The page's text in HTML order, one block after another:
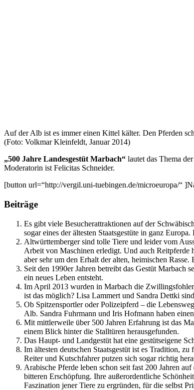
Auf der Alb ist es immer einen Kittel kälter. Den Pferden
(Foto: Volkmar Kleinfeldt, Januar 2014)
„500 Jahre Landesgestüt Marbach“ lautet das Thema
Moderatorin ist Felicitas Schneider.
[button url=“http://vergil.uni-tuebingen.de/microeuropa/“
Beiträge
Es gibt viele Besucherattraktionen auf der
sogar eines der ältesten Staatsgestüte in ganz
Altwürttemberger sind tolle Tiere und leider vom
Arbeit von Maschinen erledigt. Und auch Reitpferde
aber sehr um den Erhalt der alten, heimischen
Seit den 1990er Jahren betreibt das Gestüt Marbach
ein neues Leben entsteht.
Im April 2013 wurden in Marbach die
ist das möglich? Lisa Lammert und Sandra Dettki
Ob Spitzensportler oder Polizeipferd – die
Alb. Sandra Fuhrmann und Iris Hofmann haben
Mit mittlerweile über 500 Jahren Erfahrung ist das
einem Blick hinter die Stalltüren herausgefunden.
Das Haupt- und Landgestüt hat eine gestütseigene
Im ältesten deutschen Staatsgestüt ist es Tradition,
Reiter und Kutschfahrer putzen sich sogar richtig
Arabische Pferde leben schon seit fast 200 Jahren
bitteren Erschöpfung. Ihre außerordentliche
Faszination jener Tiere zu ergründen, für die selbst